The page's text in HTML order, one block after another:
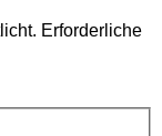
Erforderliche